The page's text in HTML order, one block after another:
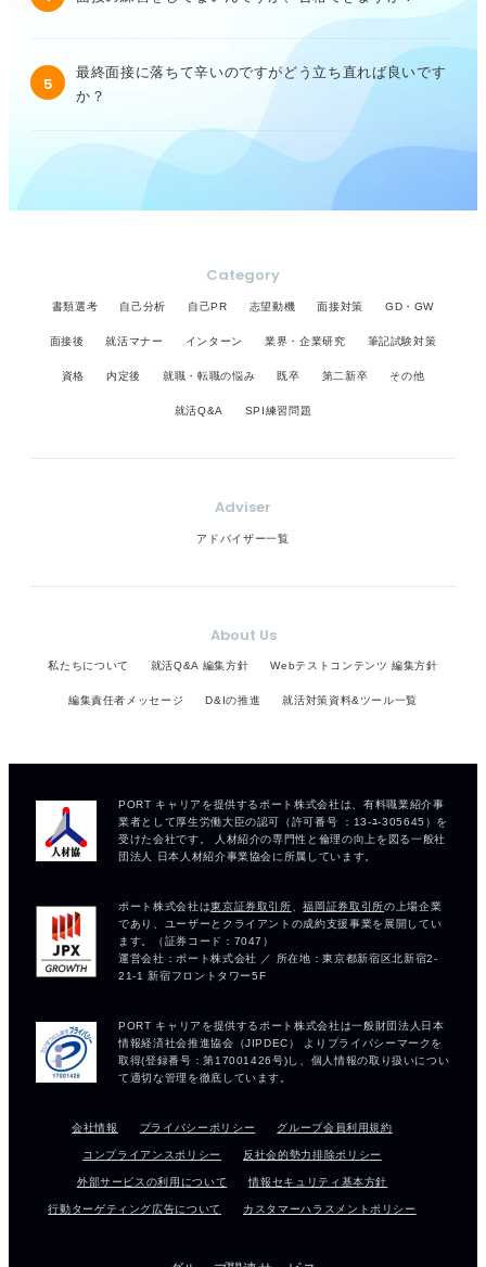
5
最終面接に落ちて辛いのですがどう立ち直れば良いです
か？
Category
書類選考 自己分析 自己PR 志望動機 面接対策 GD・GW
面接後 就活マナー インターン 業界・企業研究 筆記試験対策
資格 内定後 就職・転職の悩み 既卒 第二新卒 その他
就活Q&A SPI練習問題
Adviser
アドバイザー一覧
About Us
私たちについて 就活Q&A 編集方針 Webテストコンテンツ 編集方針
編集責任者メッセージ D&Iの推進 就活対策資料&ツール一覧
会社情報 プライバシーポリシー グループ会員利用規約
コンプライアンスポリシー 反社会的勢力排除ポリシー
外部サービスの利用について 情報セキュリティ基本方針
行動ターゲティング広告について カスタマーハラスメントポリシー